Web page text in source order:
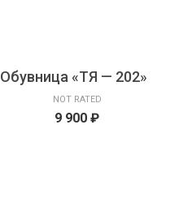
Обувница «ТЯ — 202»
NOT RATED
9 900 ₽